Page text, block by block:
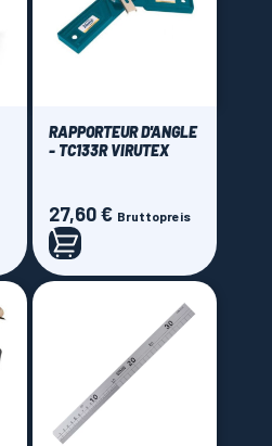
RAPPORTEUR D'ANGLE
- TC133R VIRUTEX
Preis
27,60 € Bruttopreis